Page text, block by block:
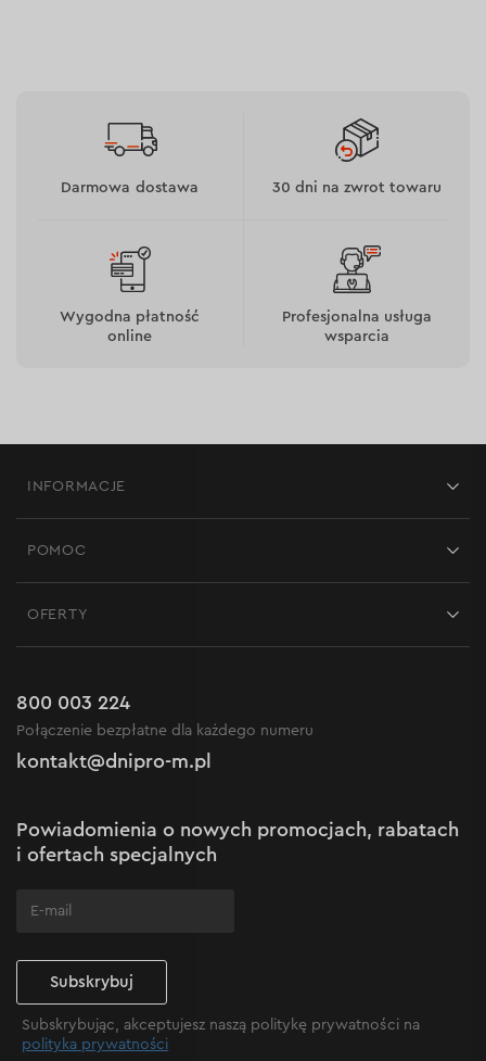
Darmowa dostawa 30 dni na zwrot towaru
Wygodna płatność
online
Profesjonalna usługa
wsparcia
INFORMACJE
Regulamin sklepu internetowego
Polityka prywatności
POMOC
Gwarancja i serwis
Reklamacje i skargi
Ustawienia plików cookie
OFERTY
Nowości
800 003 224
Połączenie bezpłatne dla każdego numeru
kontakt@dnipro-m.pl
Powiadomienia o nowych promocjach, rabatach
i ofertach specjalnych
Subskrybuj
Subskrybując, akceptujesz naszą politykę prywatności na
polityka prywatności